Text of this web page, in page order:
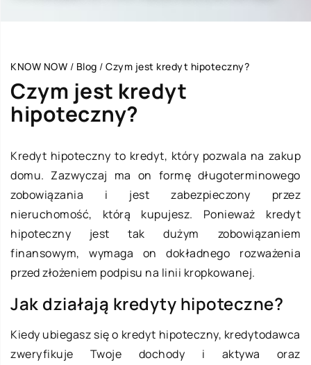
KNOW NOW / Blog / Czym jest kredyt hipoteczny?
Czym jest kredyt
hipoteczny?
Kredyt hipoteczny to kredyt, który pozwala na zakup
domu. Zazwyczaj ma on formę długoterminowego
zobowiązania i jest zabezpieczony przez
nieruchomość, którą kupujesz. Ponieważ kredyt
hipoteczny jest tak dużym zobowiązaniem
finansowym, wymaga on dokładnego rozważenia
przed złożeniem podpisu na linii kropkowanej.
Jak działają kredyty hipoteczne?
Kiedy ubiegasz się o kredyt hipoteczny, kredytodawca
zweryfikuje Twoje dochody i aktywa oraz